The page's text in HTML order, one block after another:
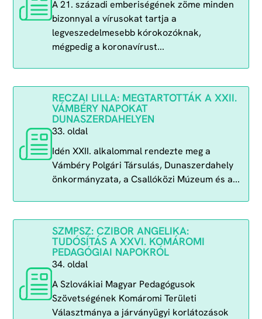
A 21. századi emberiségének zöme minden
bizonnyal a vírusokat tartja a
legveszedelmesebb kórokozóknak,
mégpedig a koronavírust...
RECZAI LILLA: MEGTARTOTTÁK A XXII.
VÁMBÉRY NAPOKAT
DUNASZERDAHELYEN
33. oldal
Idén XXII. alkalommal rendezte meg a
Vámbéry Polgári Társulás, Dunaszerdahely
önkormányzata, a Csallóközi Múzeum és a...
SZMPSZ: CZIBOR ANGELIKA:
TUDÓSÍTÁS A XXVI. KOMÁROMI
PEDAGÓGIAI NAPOKRÓL
34. oldal
A Szlovákiai Magyar Pedagógusok
Szövetségének Komáromi Területi
Választmánya a járványügyi korlátozások